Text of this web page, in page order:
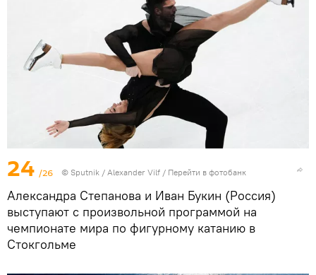
24 /26 © Sputnik / Alexander Vilf / Перейти в фотобанк
Александра Степанова и Иван Букин (Россия)
выступают с произвольной программой на
чемпионате мира по фигурному катанию в
Стокгольме